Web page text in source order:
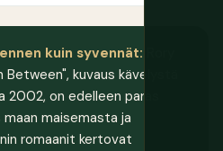
kuin syvennät:
kuvaus kävelystä
2002, on edelleen paras
maan maisemasta ja
romaanit kertovat